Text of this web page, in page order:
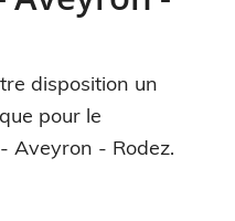
disposition un
pour le
Aveyron - Rodez.